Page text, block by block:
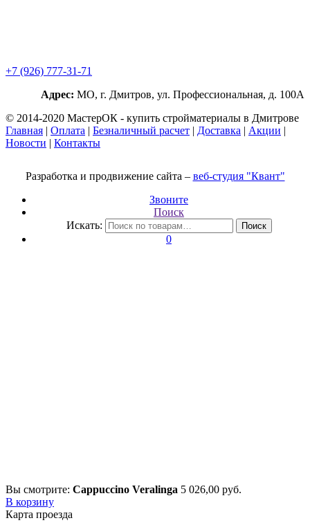
+7 (926) 777-31-71
Адрес: МО, г. Дмитров, ул. Профессиональная, д. 100А
© 2014-2020 МастерОК - купить стройматериалы в Дмитрове
Главная | Оплата | Безналичный расчет | Доставка | Акции |
Новости | Контакты
Разработка и продвижение сайта – веб-студия "Квант"
Звоните
Поиск
Искать:
Поиск
0
Вы смотрите: Cappuccino Veralinga 5 026,00 руб.
В корзину
Карта проезда